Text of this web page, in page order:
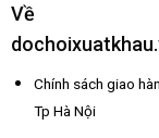
Về
Chính sách giao
Tp Hà Nội